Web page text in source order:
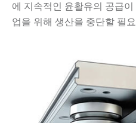
에 지속적인 윤활유의 공급
업을 위해 생산을 중단할 필